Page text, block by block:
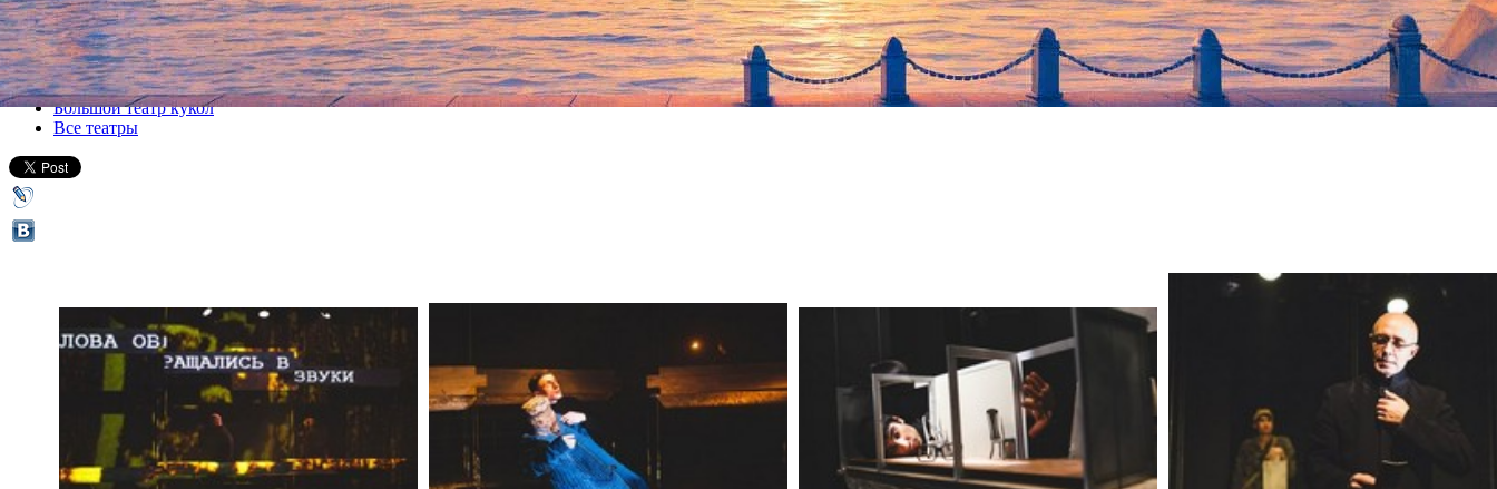
17 апреля 2013, среда-18 апреля 2013, четверг
Версия для печати
Все спектакли
Большой театр кукол
Все театры